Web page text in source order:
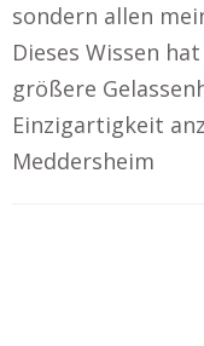
sondern allen
Dieses Wissen
größere
Einzigartigkeit
Meddersheim